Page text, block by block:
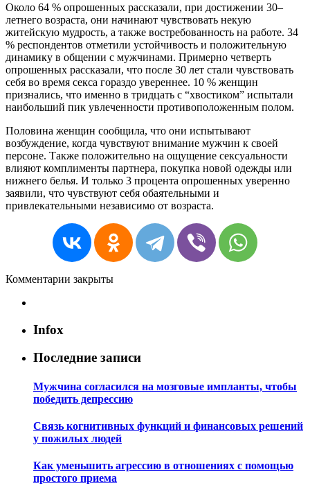
Около 64 % опрошенных рассказали, при достижении 30–
летнего возраста, они начинают чувствовать некую
житейскую мудрость, а также востребованность на работе. 34
% респондентов отметили устойчивость и положительную
динамику в общении с мужчинами. Примерно четверть
опрошенных рассказали, что после 30 лет стали чувствовать
себя во время секса гораздо увереннее. 10 % женщин
признались, что именно в тридцать с “хвостиком” испытали
наибольший пик увлеченности противоположенным полом.
Половина женщин сообщила, что они испытывают
возбуждение, когда чувствуют внимание мужчин к своей
персоне. Также положительно на ощущение сексуальности
влияют комплименты партнера, покупка новой одежды или
нижнего белья. И только 3 процента опрошенных уверенно
заявили, что чувствуют себя обаятельными и
привлекательными независимо от возраста.
Комментарии закрыты
Infox
Последние записи
Мужчина согласился на мозговые импланты, чтобы
победить депрессию
Связь когнитивных функций и финансовых решений
у пожилых людей
Как уменьшить агрессию в отношениях с помощью
простого приема